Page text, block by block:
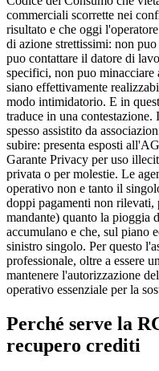
commerciali scorrette nei
risultato e che oggi
di azione strettissimi: non
puo contattare il datore di
specifici, non puo minacciare
siano effettivamente
modo intimidatorio. E in
traduce in una
spesso assistito da
subire: presenta esposti
Garante Privacy per uso
privata o per molestie. Le
operativo non e tanto il
doppi pagamenti non
mandante) quanto la pioggia
accumulano e che, sul piano
sinistro singolo. Per questo
professionale, oltre a essere
mantenere l'autorizzazione
operativo essenziale per la
Perché serve la
recupero crediti